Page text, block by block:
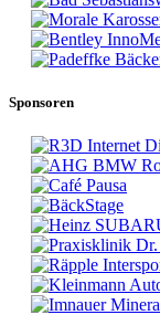
Sponsoren